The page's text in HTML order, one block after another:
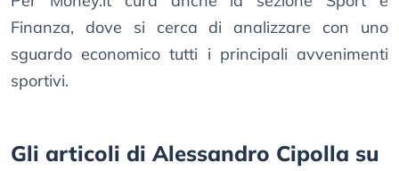
Finanza, dove si cerca di analizzare con uno
sguardo economico tutti i principali avvenimenti
sportivi.
Gli articoli di Alessandro Cipolla su